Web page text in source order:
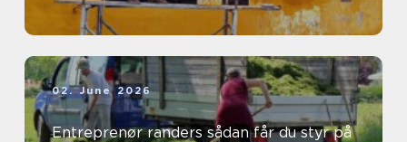
02. June 2026
Entreprenør randers sådan får du styr på